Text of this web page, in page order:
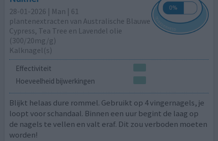
28-01-2026 | Man | 61
plantenextracten van Australische Blauwe
Cypress, Tea Tree en Lavendel olie
(300/20mg/g)
Kalknagel(s)
Effectiviteit
Hoeveelheid bijwerkingen
Blijkt helaas dure rommel. Gebruikt op 4 vingernagels, je
loopt voor schandaal. Binnen een uur begint de laag op
de nagels te vellen en valt eraf. Dit zou verboden moeten
worden!